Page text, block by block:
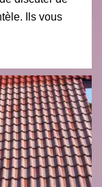
Ils vous